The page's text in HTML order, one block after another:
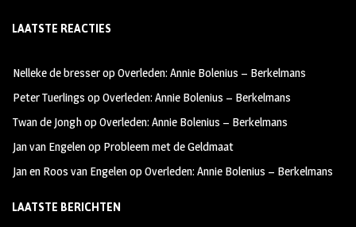
b
oo
k
ag
m
tt
LAATSTE REACTIES
Nelleke de bresseropOverleden: Annie Bolenius – Berkelmans
Peter Tuerlings opOverleden: Annie Bolenius – Berkelmans
Twan de JonghopOverleden: Annie Bolenius – Berkelmans
Jan van Engelenop Probleem met de Geldmaat
Jan en Roos van EngelenopOverleden: Annie Bolenius – Berkelmans
LAATSTE BERICHTEN